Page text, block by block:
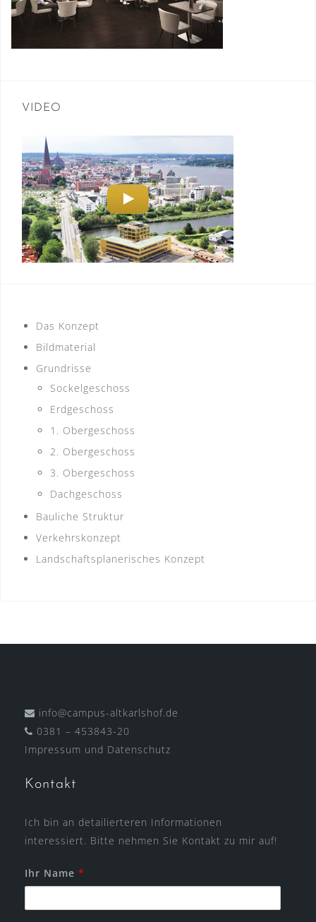
VIDEO
Das Konzept
Bildmaterial
Grundrisse
Sockelgeschoss
Erdgeschoss
1. Obergeschoss
2. Obergeschoss
3. Obergeschoss
Dachgeschoss
Bauliche Struktur
Verkehrskonzept
Landschaftsplanerisches Konzept
info@campus-altkarlshof.de
0381 – 453843-20
Impressum und Datenschutz
Kontakt
Ich bin an detailierteren Informationen
interessiert. Bitte nehmen Sie Kontakt zu mir auf!
Ihr Name *